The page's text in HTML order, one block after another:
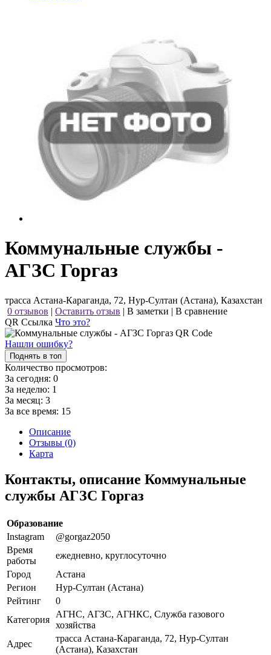
Коммунальные службы -
АГЗС Горгаз
трасса Астана-Караганда, 72, Нур-Султан (Астана), Казахстан
0 отзывов | Оставить отзыв | В заметки | В сравнение
QR Ссылка Что это?
Нашли ошибку?
Поднять в топ
Количество просмотров:
За сегодня: 0
За неделю: 1
За месяц: 3
За все время: 15
Описание
Отзывы (0)
Карта
Контакты, описание Коммунальные
службы АГЗС Горгаз
Образование
Instagram
@gorgaz2050
Время
работы
ежедневно, круглосуточно
Город
Астана
Регион
Нур-Султан (Астана)
Рейтинг
0
Категория
АГНС, АГЗС, АГНКС, Служба газового
хозяйства
Адрес
трасса Астана-Караганда, 72, Нур-Султан
(Астана), Казахстан